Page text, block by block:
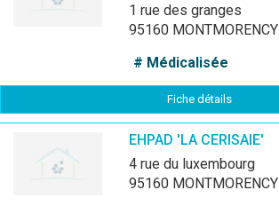
1 rue des granges
95160 MONTMORENCY
# Médicalisée
Fiche détails
EHPAD 'LA CERISAIE'
4 rue du luxembourg
95160 MONTMORENCY